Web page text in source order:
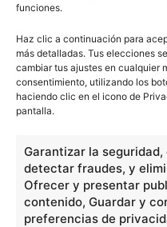
funciones.
Haz clic a continuación para
más detalladas. Tus elecciones
cambiar tus ajustes en cualquier
consentimiento, utilizando los
haciendo clic en el icono de
pantalla.
Garantizar la
detectar fraudes, y
Ofrecer y presentar
contenido, Guardar y
preferencias de